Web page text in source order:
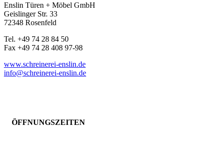
Enslin Türen + Möbel GmbH
Geislinger Str. 33
72348 Rosenfeld
Tel. +49 74 28 84 50
Fax +49 74 28 408 97-98
www.schreinerei-enslin.de
info@schreinerei-enslin.de
ÖFFNUNGSZEITEN